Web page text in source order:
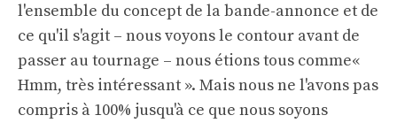
l'ensemble du concept de la bande-annonce et de
ce qu'il s'agit – nous voyons le contour avant de
passer au tournage – nous étions tous comme«
Hmm, très intéressant ». Mais nous ne l'avons pas
compris à 100% jusqu'à ce que nous soyons